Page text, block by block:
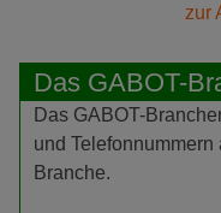
zur
Das GABOT-
Das GABOT-
und
Branche.